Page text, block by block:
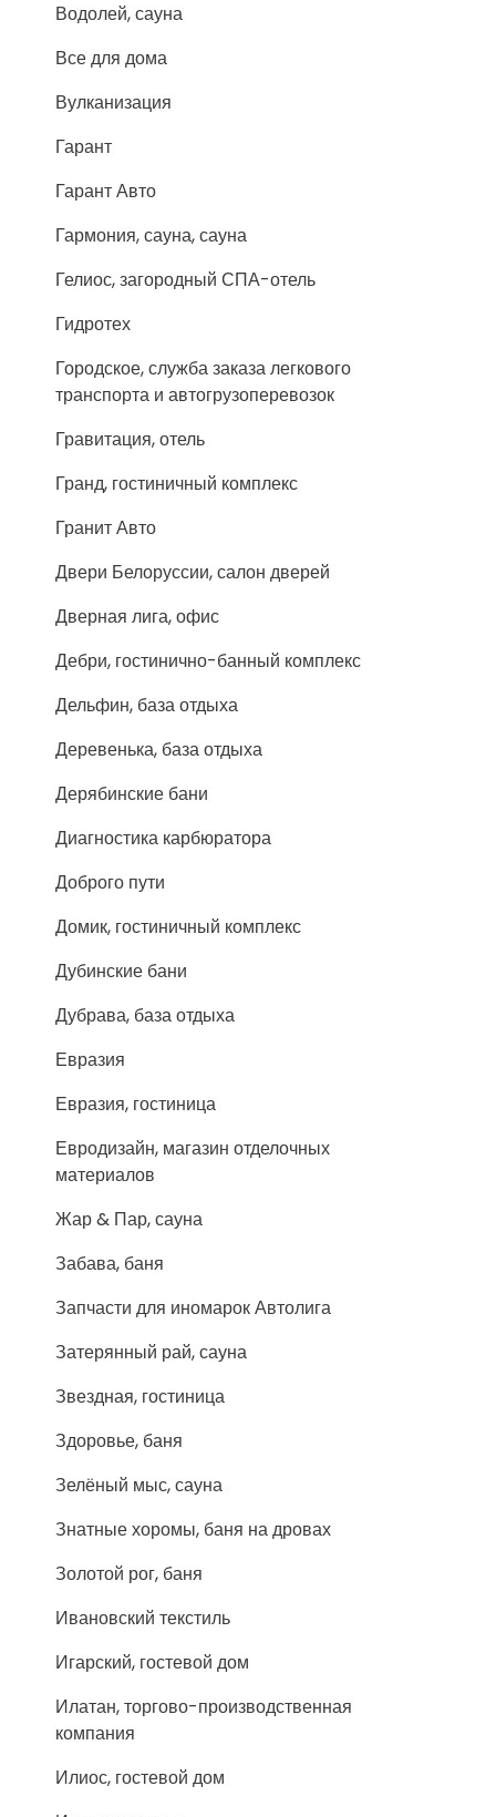
Водолей, сауна
Все для дома
Вулканизация
Гарант
Гарант Авто
Гармония, сауна, сауна
Гелиос, загородный СПА-отель
Гидротех
Городское, служба заказа легкового
транспорта и автогрузоперевозок
Гравитация, отель
Гранд, гостиничный комплекс
Гранит Авто
Двери Белоруссии, салон дверей
Дверная лига, офис
Дебри, гостинично-банный комплекс
Дельфин, база отдыха
Деревенька, база отдыха
Дерябинские бани
Диагностика карбюратора
Доброго пути
Домик, гостиничный комплекс
Дубинские бани
Дубрава, база отдыха
Евразия
Евразия, гостиница
Евродизайн, магазин отделочных
материалов
Жар & Пар, сауна
Забава, баня
Запчасти для иномарок Автолига
Затерянный рай, сауна
Звездная, гостиница
Здоровье, баня
Зелёный мыс, сауна
Знатные хоромы, баня на дровах
Золотой рог, баня
Ивановский текстиль
Игарский, гостевой дом
Илатан, торгово-производственная
компания
Илиос, гостевой дом